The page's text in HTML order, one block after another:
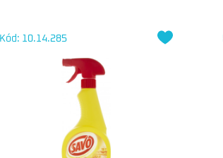
Kód: 10.14.285